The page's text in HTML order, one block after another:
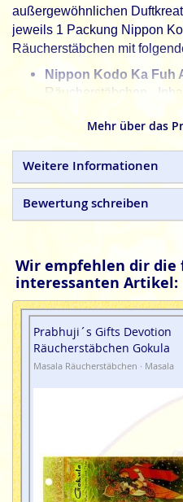
außergewöhnlichen
jeweils 1 Packung Nippon
Räucherstäbchen mit
Nippon Kodo Ka Fuh
Räucherstäbchen -
Nippon Kodo Ka Fuh
Nippon Kodo Ka Fuh
Räucherstäbchen -
Nippon Kodo Ka Fuh
Räucherstäbchen -
Räucherstäbchen -
Nippon Kodo Incense Sticks
Entspannung.
Nippon KodoKa Fuh
100% natürlich und ohne
Mehr über das
Weitere Informationen
Bewertung schreiben
Wir empfehlen dir die
interessanten Artikel:
Prabhuji´s Gifts Devotion
Räucherstäbchen Gokula
Masala Räucherstäbchen · Masala